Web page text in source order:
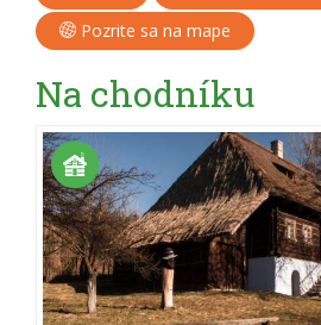
Pozrite sa na mape
Na chodníku